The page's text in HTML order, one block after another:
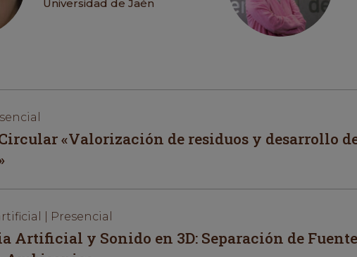
Universidad de Jaén
«Valorización de residuos y desarrollo
| Presencial
Artificial y Sonido en 3D: Separación de